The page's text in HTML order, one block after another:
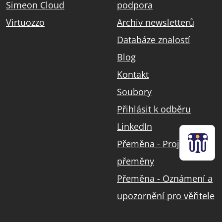
Simeon Cloud
Virtuozzo
podpora
Archiv newsletterů
Databáze znalostí
Blog
Kontakt
Soubory
Přihlásit k odběru
LinkedIn
Přeměna - Projekt
přeměny
Přeměna - Oznámení a
upozornění pro věřitele